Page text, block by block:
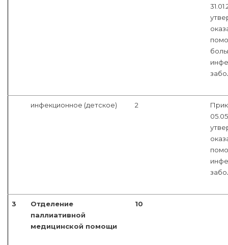
инфекционное (детское) 2
3
Отделение
паллиативной
медицинской помощи
10